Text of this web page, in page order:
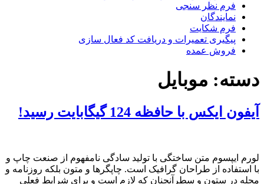
فرم نظر سنجی
نمایندگان
فرم شکایت
پیگیری تعمیرات و دریافت کد فعال سازی
فروش عمده
دسته: موبایل
آیفون ایکس با حافظه 124 گیگابایت رسید!
لورم ایپسوم متن ساختگی با تولید سادگی نامفهوم از صنعت چاپ و
با استفاده از طراحان گرافیک است. چاپگرها و متون بلکه روزنامه و
مجله در ستون و سطرآنچنان که لازم است و برای شرایط فعلی